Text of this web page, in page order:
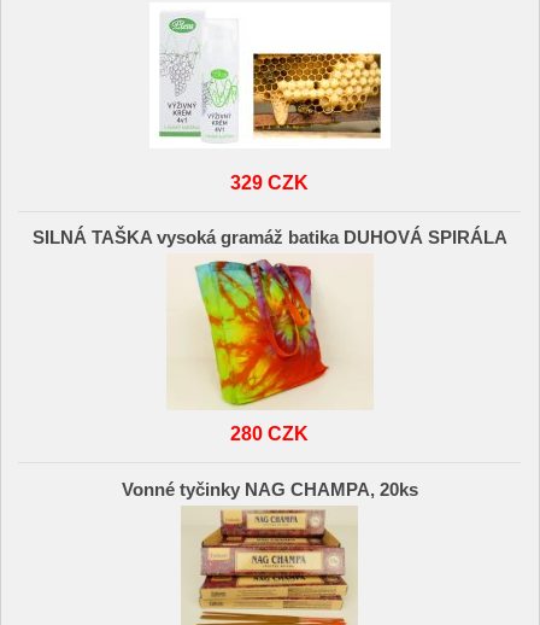
329 CZK
SILNÁ TAŠKA vysoká gramáž batika DUHOVÁ SPIRÁLA
280 CZK
Vonné tyčinky NAG CHAMPA, 20ks